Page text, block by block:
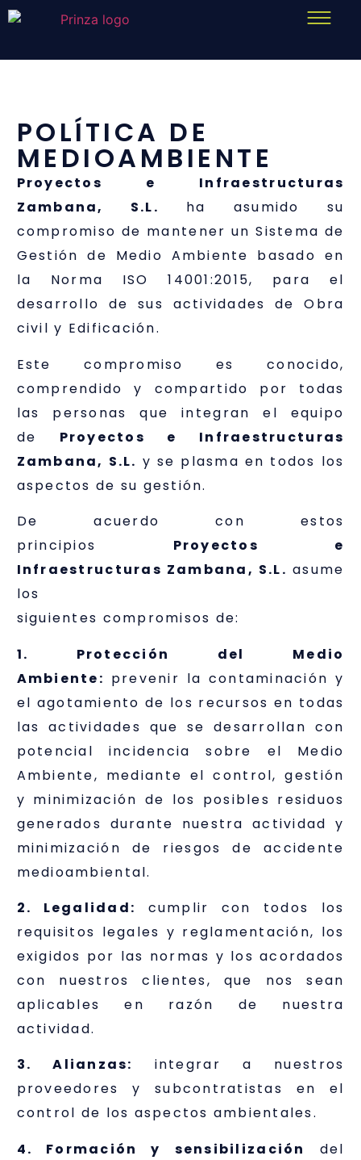
POLÍTICA DE
MEDIOAMBIENTE
Proyectos e Infraestructuras
Zambana, S.L. ha asumido su
compromiso de mantener un Sistema de
Gestión de Medio Ambiente basado en
la Norma ISO 14001:2015, para el
desarrollo de sus actividades de Obra
civil y Edificación.
Este compromiso es conocido,
comprendido y compartido por todas
las personas que integran el equipo
de Proyectos e Infraestructuras
Zambana, S.L. y se plasma en todos los
aspectos de su gestión.
De acuerdo con estos
principios Proyectos e
Infraestructuras Zambana, S.L. asume
los
siguientes compromisos de:
1. Protección del Medio
Ambiente: prevenir la contaminación y
el agotamiento de los recursos en todas
las actividades que se desarrollan con
potencial incidencia sobre el Medio
Ambiente, mediante el control, gestión
y minimización de los posibles residuos
generados durante nuestra actividad y
minimización de riesgos de accidente
medioambiental.
2. Legalidad: cumplir con todos los
requisitos legales y reglamentación, los
exigidos por las normas y los acordados
con nuestros clientes, que nos sean
aplicables en razón de nuestra
actividad.
3. Alianzas:
integrar a nuestros
proveedores y subcontratistas en el
control de los aspectos ambientales.
4. Formación y sensibilización
del